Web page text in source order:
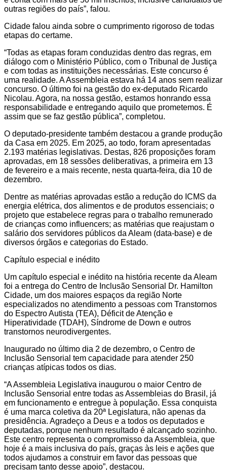
outras regiões do país”, falou.
Cidade falou ainda sobre o cumprimento rigoroso de todas
etapas do certame.
“Todas as etapas foram conduzidas dentro das regras, em
diálogo com o Ministério Público, com o Tribunal de Justiça
e com todas as instituições necessárias. Este concurso é
uma realidade. A Assembleia estava há 14 anos sem realizar
concurso. O último foi na gestão do ex-deputado Ricardo
Nicolau. Agora, na nossa gestão, estamos honrando essa
responsabilidade e entregando aquilo que prometemos. É
assim que se faz gestão pública”, completou.
O deputado-presidente também destacou a grande produção
da Casa em 2025. Em 2025, ao todo, foram apresentadas
2.193 matérias legislativas. Destas, 826 proposições foram
aprovadas, em 18 sessões deliberativas, a primeira em 13
de fevereiro e a mais recente, nesta quarta-feira, dia 10 de
dezembro.
Dentre as matérias aprovadas estão a redução do ICMS da
energia elétrica, dos alimentos e de produtos essenciais; o
projeto que estabelece regras para o trabalho remunerado
de crianças como influencers; as matérias que reajustam o
salário dos servidores públicos da Aleam (data-base) e de
diversos órgãos e categorias do Estado.
Capítulo especial e inédito
Um capítulo especial e inédito na história recente da Aleam
foi a entrega do Centro de Inclusão Sensorial Dr. Hamilton
Cidade, um dos maiores espaços da região Norte
especializados no atendimento a pessoas com Transtornos
do Espectro Autista (TEA), Déficit de Atenção e
Hiperatividade (TDAH), Síndrome de Down e outros
transtornos neurodivergentes.
Inaugurado no último dia 2 de dezembro, o Centro de
Inclusão Sensorial tem capacidade para atender 250
crianças atípicas todos os dias.
“A Assembleia Legislativa inaugurou o maior Centro de
Inclusão Sensorial entre todas as Assembleias do Brasil, já
em funcionamento e entregue à população. Essa conquista
é uma marca coletiva da 20ª Legislatura, não apenas da
presidência. Agradeço a Deus e a todos os deputados e
deputadas, porque nenhum resultado é alcançado sozinho.
Este centro representa o compromisso da Assembleia, que
hoje é a mais inclusiva do país, graças às leis e ações que
todos ajudamos a construir em favor das pessoas que
precisam tanto desse apoio”, destacou.